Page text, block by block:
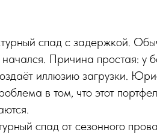
спад с задержкой.
Причина простая: у
иллюзию загрузки.
в том, что этот
спад от сезонного